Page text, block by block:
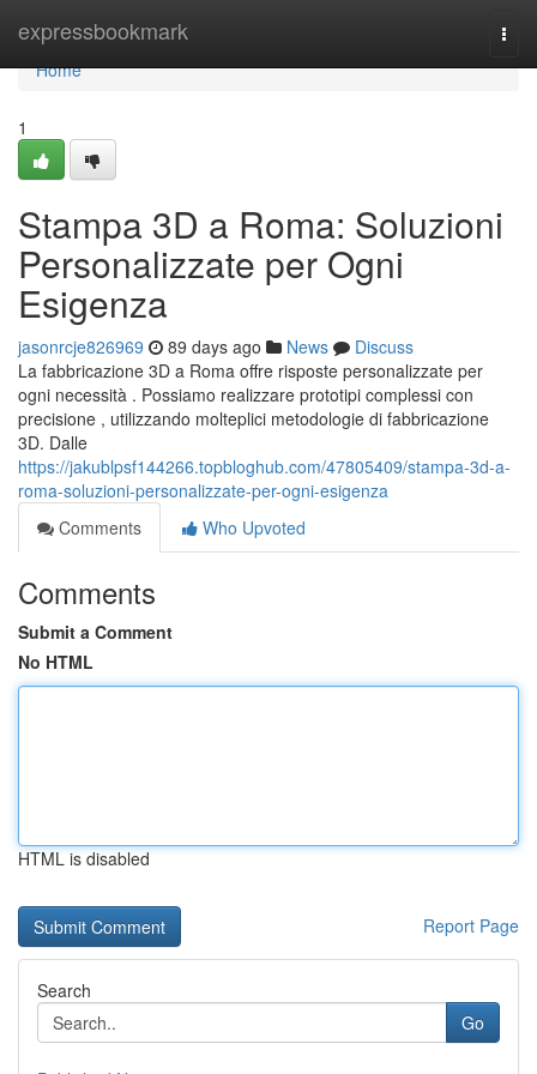
expressbookmark
Home
Home
1
Stampa 3D a Roma: Soluzioni
Personalizzate per Ogni
Esigenza
jasonrcje826969 89 days ago News
Discuss
La fabbricazione 3D a Roma offre risposte personalizzate per
ogni necessità . Possiamo realizzare prototipi complessi con
precisione , utilizzando molteplici metodologie di fabbricazione
3D. Dalle
https://jakublpsf144266.topbloghub.com/47805409/stampa-3d-a-
roma-soluzioni-personalizzate-per-ogni-esigenza
Comments
Who Upvoted
Comments
Submit a Comment
No HTML
HTML is disabled
Report Page
Search
Go